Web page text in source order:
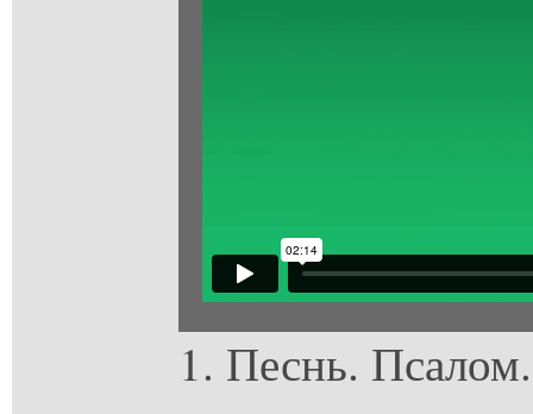
1. Песнь.